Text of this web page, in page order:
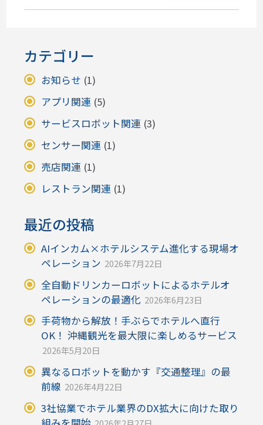
カテゴリー
お知らせ (1)
アプリ関連 (5)
サービスロボット関連 (3)
センサー関連 (1)
売店関連 (1)
レストラン関連 (1)
最近の投稿
AIインカム×ホテルシステム進化する現場オ
ペレーション 2026年7月22日
全自動ドリンカーロボットによるホテルオ
ペレーションの最適化 2026年6月23日
手荷物から解放！手ぶらでホテルへ直行
OK！ 沖縄観光を最大限に楽しめるサービス
2026年5月20日
異なるロボットを動かす『交通整理』の最
前線 2026年4月22日
3社協業でホテル業界のDX拡大に向けた取り